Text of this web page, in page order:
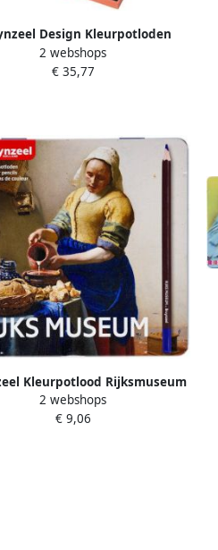
Design Kleurpotloden
Colour box 48stuks assorti
2 webshops
€ 35,77
Kleurpotlood Rijksmuseum
Vermeer blikà 24 kleuren
2 webshops
€ 9,06